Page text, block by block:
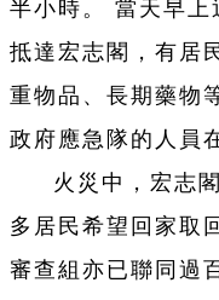
半小時。 當天早上
抵達宏志閣，有居
重物品、長期藥物
政府應急隊的人員
火災中，宏志
多居民希望回家取
審查組亦已聯同過